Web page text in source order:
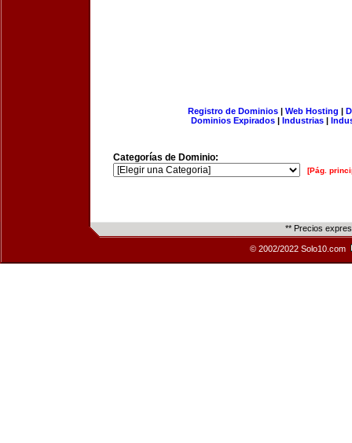
Registro de Dominios| Web Hosting |
Dominios Expirados | Industrias |
Categorías de Dominio:
[Pág.
** Precios
© 2002/2022 Solo10.com